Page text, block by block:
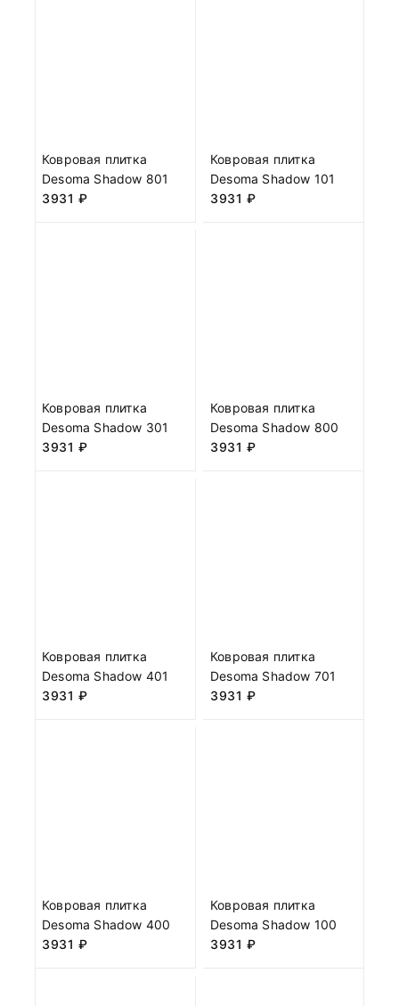
Ковровая плитка
Desoma Shadow 801
3931 ₽
Ковровая плитка
Desoma Shadow 101
3931 ₽
Ковровая плитка
Desoma Shadow 301
3931 ₽
Ковровая плитка
Desoma Shadow 800
3931 ₽
Ковровая плитка
Desoma Shadow 401
3931 ₽
Ковровая плитка
Desoma Shadow 701
3931 ₽
Ковровая плитка
Desoma Shadow 400
3931 ₽
Ковровая плитка
Desoma Shadow 100
3931 ₽